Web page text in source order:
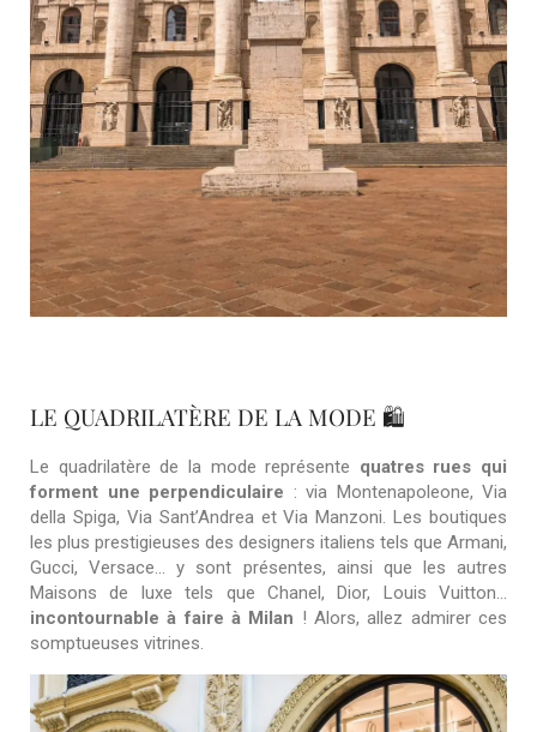
LE QUADRILATÈRE DE LA MODE 🛍️
Le quadrilatère de la mode représente quatres rues qui
forment une perpendiculaire : via Montenapoleone, Via
della Spiga, Via Sant’Andrea et Via Manzoni. Les boutiques
les plus prestigieuses des designers italiens tels que Armani,
Gucci, Versace… y sont présentes, ainsi que les autres
Maisons de luxe tels que Chanel, Dior, Louis Vuitton…
incontournable à faire à Milan ! Alors, allez admirer ces
somptueuses vitrines.